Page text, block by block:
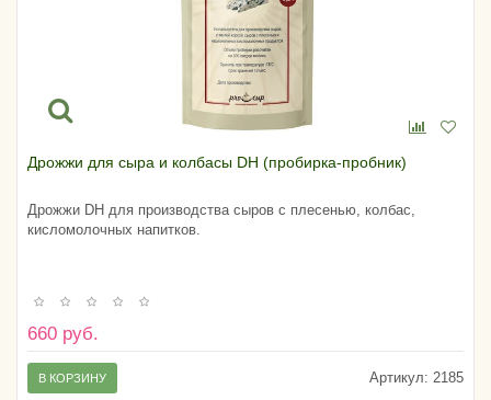
Дрожжи для сыра и колбасы DH (пробирка-пробник)
Дрожжи DH для производства сыров с плесенью, колбас,
кисломолочных напитков.
660 руб.
Артикул: 2185
В КОРЗИНУ